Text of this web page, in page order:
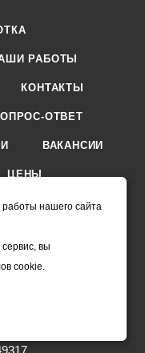
РАБОТЫ
КОНТАКТЫ
ОТВЕТ
ВАКАНСИИ
ЦЕНЫ
ОТ УСЛУГ
Черметком - ЧМК
нашего сайта
вы
cookie.